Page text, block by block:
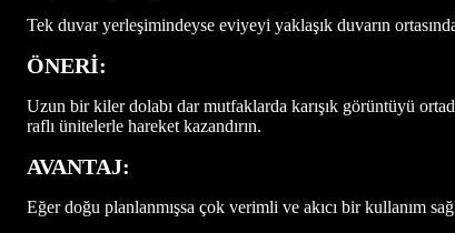
Tek duvar yerleşimindeyse eviyeyi yaklaşık duvarın
ÖNERİ:
Uzun bir kiler dolabı dar mutfaklarda karışık görüntüyü
raflı ünitelerle hareket kazandırın.
AVANTAJ:
Eğer doğu planlanmışsa çok verimli ve akıcı bir kullanım